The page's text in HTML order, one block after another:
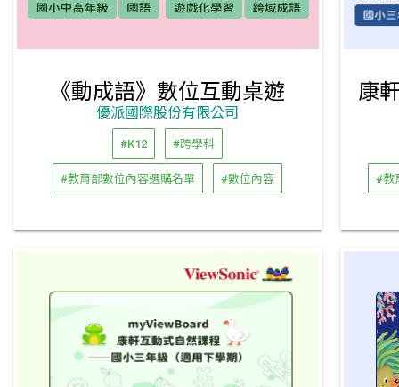
《動成語》數位互動桌遊
優派國際股份有限公司
#K12 #跨學科
#教育部數位內容選購名單 #數位內容 #教